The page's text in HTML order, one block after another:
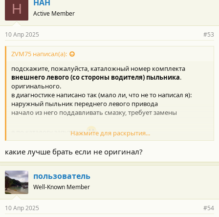
Н НАН
Active Member
10 Апр 2025 #53
ZVM75 написал(а):
подскажите, пожалуйста, каталожный номер комплекта
внешнего левого (со стороны водителя) пыльника.
оригинального.
в диагностике написано так (мало ли, что не то написал я):
наружный пыльник переднего левого привода
начало из него поддавливать смазку, требует замены
я по каталогу запутался
вижу комплекты такие, но в чем разница... цена в 2 раза
отличается
Toyota 04438-08130
Toyota 04428-0W070
посмотрел, почитал... а внешнего вообще нет что ли? пишут -
внутренний или комплект из двух... как-то не хочется тратить
лишнего при такой-то цене оригинала
Нажмите для раскрытия...
какие лучше брать если не оригинал?
пользователь
Well-Known Member
10 Апр 2025 #54